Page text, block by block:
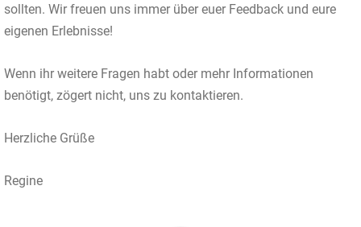
sollten. Wir freuen uns immer über euer Feedback und eure
eigenen Erlebnisse!
Wenn ihr weitere Fragen habt oder mehr Informationen
benötigt, zögert nicht, uns zu kontaktieren.
Herzliche Grüße
Regine